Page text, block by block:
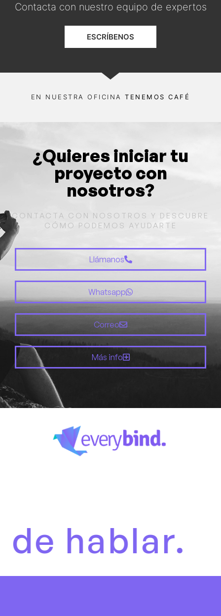
Contacta con nuestro equipo de expertos
ESCRÍBENOS
EN NUESTRA OFICINATENEMOS CAFÉ
¿Quieres iniciar tu
proyecto con
nosotros?
CONTACTA CON NOSOTROS Y DESCUBRE
CÓMO PODEMOS AYUDARTE
Llámanos
Whatsapp
Correo
Más info
Es